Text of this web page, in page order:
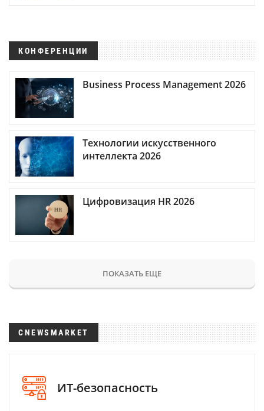
КОНФЕРЕНЦИИ
Business Process Management 2026
Технологии искусственного
интеллекта 2026
Цифровизация HR 2026
ПОКАЗАТЬ ЕЩЕ
CNEWSMARKET
ИТ-безопасность